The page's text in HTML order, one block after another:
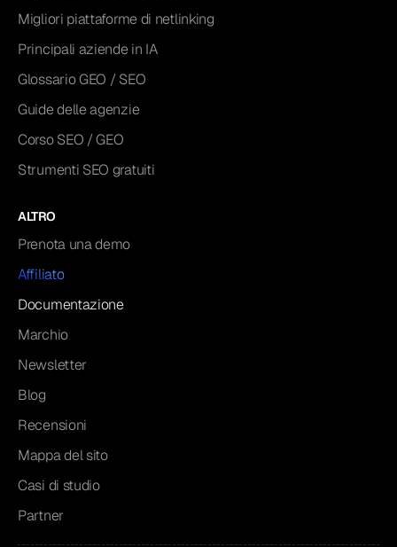
Migliori piattaforme di netlinking
Principali aziende in IA
Glossario GEO / SEO
Guide delle agenzie
Corso SEO / GEO
Strumenti SEO gratuiti
ALTRO
Prenota una demo
Affiliato
Documentazione
Marchio
Newsletter
Blog
Recensioni
Mappa del sito
Casi di studio
Partner